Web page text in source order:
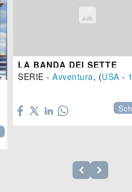
LA BANDA DEI SETTE
SERIE - Avventura, (USA -